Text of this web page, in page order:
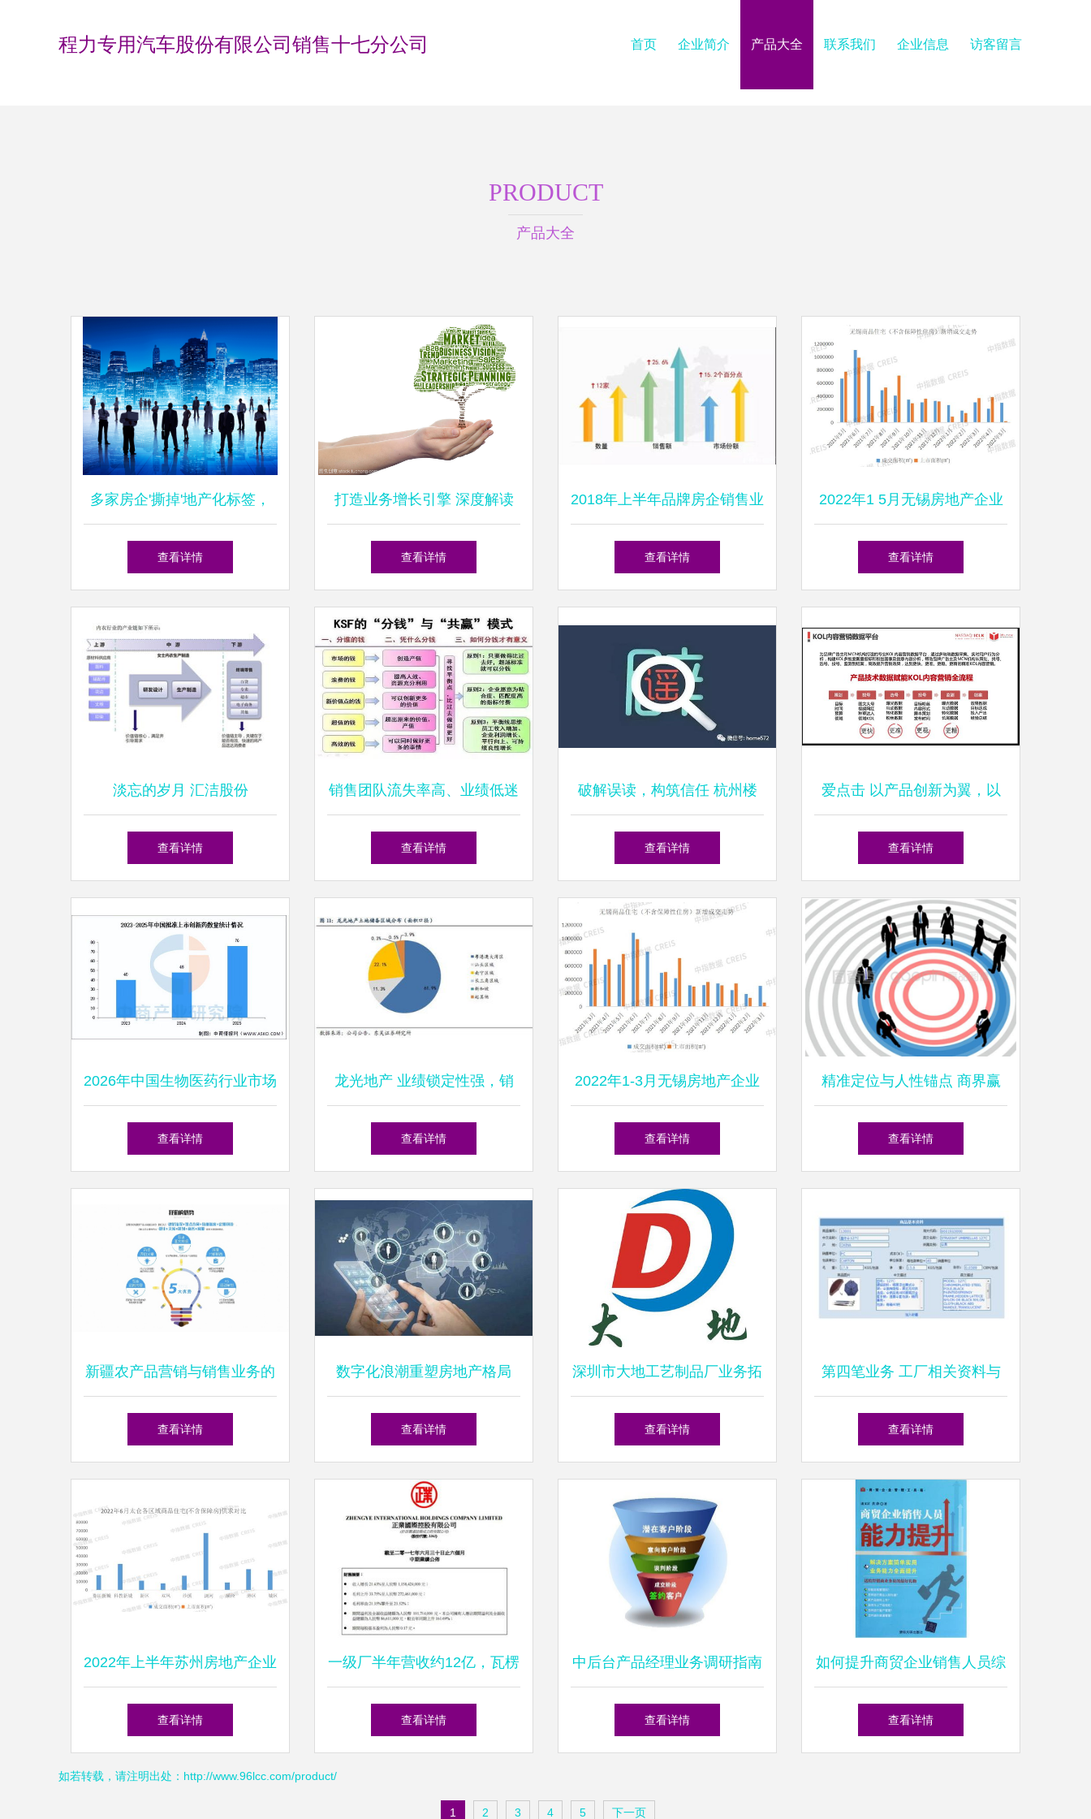
程力专用汽车股份有限公司销售十七分公司 首页 企业简介 产品大全 联系我们 企业信息 访客留言
PRODUCT
产品大全
多家房企'撕掉'地产化标签，
龙头房企城市运营路径渐明
查看详情
打造业务增长引擎 深度解读
销售业务营销文本词云
查看详情
2018年上半年品牌房企销售业
绩排行揭晓 碧桂园、恒大、
查看详情
2022年1 5月无锡房地产企业
销售业绩top10
查看详情
淡忘的岁月 汇洁股份
（002763）快速扫描与市场
查看详情
销售团队流失率高、业绩低迷
痛点剖析与系统化解决方案
查看详情
破解误读，构筑信任 杭州楼
市一个关于德清购房群体的关
查看详情
爱点击 以产品创新为翼，以
落地实践为锚——赋能销售业
查看详情
2026年中国生物医药行业市场
前景预测分析 销售业务增长
查看详情
龙光地产 业绩锁定性强，销
售高增长叠加可观股息，投资
查看详情
2022年1-3月无锡房地产企业
销售业绩TOP10分析
查看详情
精准定位与人性锚点 商界赢
家的风险博弈法则
查看详情
新疆农产品营销与销售业务的
创新突破路径
查看详情
数字化浪潮重塑房地产格局
线上营销赋能销售业务的新纪
查看详情
深圳市大地工艺制品厂业务拓
展之道 从产品制造到市场深
查看详情
第四笔业务 工厂相关资料与
销售业务解析
查看详情
2022年上半年苏州房地产企业
销售业绩TOP10解析
查看详情
一级厂半年营收约12亿，瓦楞
纸产品成业绩支柱
查看详情
中后台产品经理业务调研指南
聚焦销售业务
查看详情
如何提升商贸企业销售人员综
合能力 从精准掌握产品信息
查看详情
如若转载，请注明出处：http://www.96lcc.com/product/
1 2 3 4 5 下一页